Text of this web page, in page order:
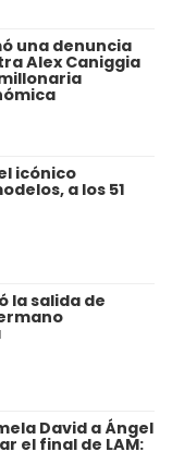
una denuncia
Alex Caniggia
icónico
a los 51
la salida de
David a Ángel
el final de LAM: